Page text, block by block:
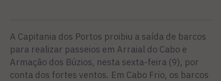
A Capitania dos Portos proibiu a saída de barcos
para realizar passeios em Arraial do Cabo e
Armação dos Búzios, nesta sexta-feira (9), por
conta dos fortes ventos. Em Cabo Frio, os barcos